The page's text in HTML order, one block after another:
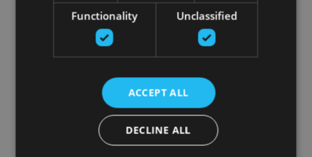
Functionality Unclassified
ACCEPT ALL
DECLINE ALL